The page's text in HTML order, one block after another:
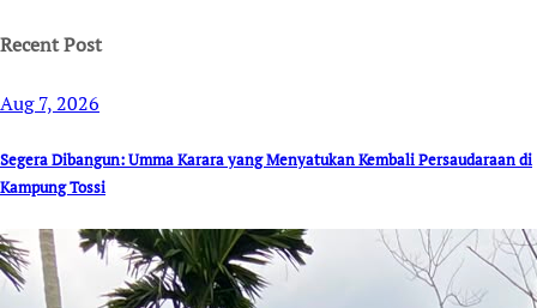
Recent Post
Aug 7, 2026
Segera Dibangun: Umma Karara yang Menyatukan Kembali Persaudaraan di
Kampung Tossi